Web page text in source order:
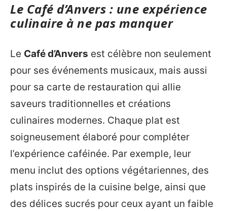
Le Café d’Anvers : une expérience
culinaire à ne pas manquer
Le Café d’Anvers est célèbre non seulement
pour ses événements musicaux, mais aussi
pour sa carte de restauration qui allie
saveurs traditionnelles et créations
culinaires modernes. Chaque plat est
soigneusement élaboré pour compléter
l’expérience caféinée. Par exemple, leur
menu inclut des options végétariennes, des
plats inspirés de la cuisine belge, ainsi que
des délices sucrés pour ceux ayant un faible